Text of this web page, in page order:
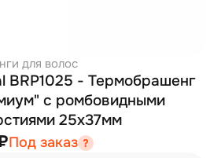
для волос
BRP1025 - Термобрашенг
с ромбовидными
25x37мм
Под заказ